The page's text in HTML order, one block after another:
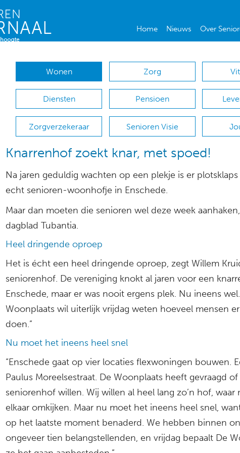
Home Nieuws Over
Wonen Zorg
Diensten Pensioen
Zorgverzekeraar Senioren Visie
Knarrenhof zoekt knar, met spoed!
Na jaren geduldig wachten op een plekje is er
echt senioren-woonhofje in Enschede.
Maar dan moeten die senioren wel deze week
dagblad Tubantia.
Heel dringende oproep
Het is écht een heel dringende oproep, zegt Willem
seniorenhof. De vereniging knokt al jaren voor een
Enschede, maar er was nooit ergens plek. Nu ineens wel.
Woonplaats wil uiterlijk vrijdag weten hoeveel mensen
doen.”
Nu moet het ineens heel snel
“Enschede gaat op vier locaties flexwoningen bouwen.
Paulus Moreelsestraat. De Woonplaats heeft gevraagd
seniorenhof willen. Wij willen al heel lang zo’n hof, waar
elkaar omkijken. Maar nu moet het ineens heel snel,
op het laatste moment benaderd. We hebben binnen
ongeveer tien belangstellenden, en vrijdag bepaalt De